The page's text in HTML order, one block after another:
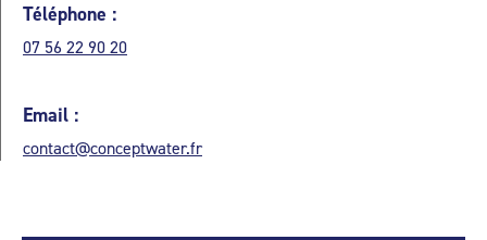
Téléphone :
07 56 22 90 20
Email :
contact@conceptwater.fr